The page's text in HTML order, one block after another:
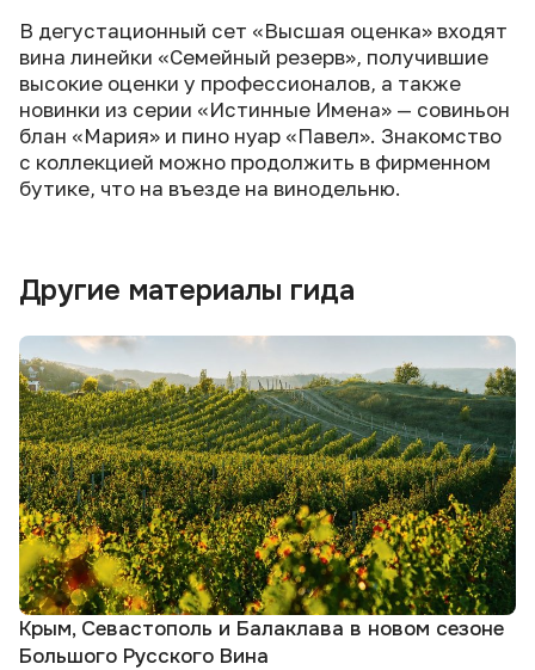
В дегустационный сет «Высшая оценка» входят
вина линейки «Семейный резерв», получившие
высокие оценки у профессионалов, а также
новинки из серии «Истинные Имена» — совиньон
блан «Мария» и пино нуар «Павел». Знакомство
с коллекцией можно продолжить в фирменном
бутике, что на въезде на винодельню.
Другие материалы гида
Крым, Севастополь и Балаклава в новом сезоне
Большого Русского Вина